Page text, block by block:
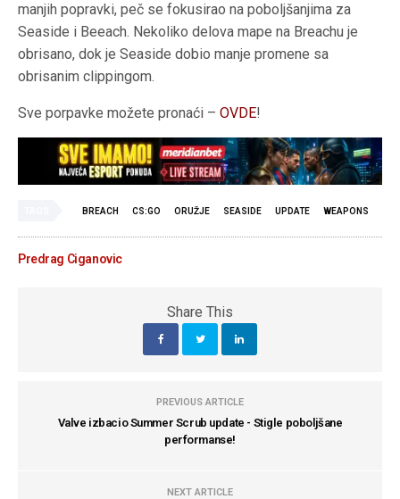
manjih popravki, peč se fokusirao na poboljšanjima za
Seaside i Beeach. Nekoliko delova mape na Breachu je
obrisano, dok je Seaside dobio manje promene sa
obrisanim clippingom.
Sve porpavke možete pronaći –OVDE!
BREACH CS:GO ORUŽJE SEASIDE UPDATE WEAPONS
Predrag Ciganovic
Share This
PREVIOUS ARTICLE
Valve izbacio Summer Scrub update - Stigle poboljšane
performanse!
NEXT ARTICLE